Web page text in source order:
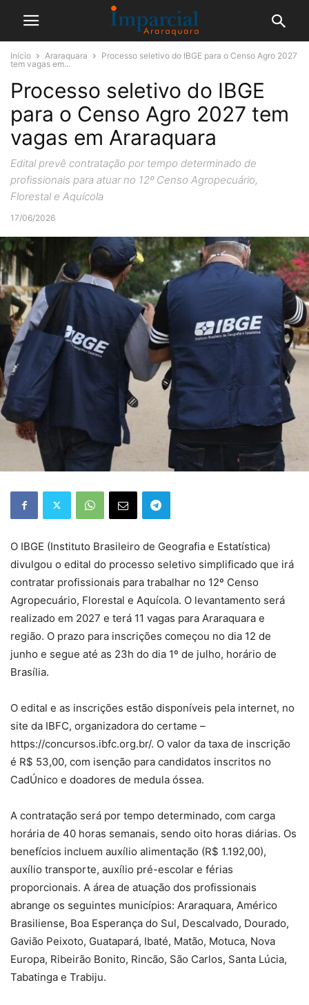
Início Araraquara
Processo seletivo do IBGE para o Censo Agro 2027
tem vagas em...
Processo seletivo do IBGE
para o Censo Agro 2027 tem
vagas em Araraquara
Edital prevê contratação por tempo determinado de
profissionais para atuar no 12º Censo Agropecuário,
Florestal e Aquícola
17/06/2026
O IBGE (Instituto Brasileiro de Geografia e Estatística)
divulgou o edital do processo seletivo simplificado que irá
contratar profissionais para trabalhar no 12º Censo
Agropecuário, Florestal e Aquícola. O levantamento será
realizado em 2027 e terá 11 vagas para Araraquara e
região. O prazo para inscrições começou no dia 12 de
junho e segue até as 23h do dia 1º de julho, horário de
Brasília.
O edital e as inscrições estão disponíveis pela internet, no
site da IBFC, organizadora do certame –
https://concursos.ibfc.org.br/. O valor da taxa de inscrição
é R$ 53,00, com isenção para candidatos inscritos no
CadÚnico e doadores de medula óssea.
A contratação será por tempo determinado, com carga
horária de 40 horas semanais, sendo oito horas diárias. Os
benefícios incluem auxílio alimentação (R$ 1.192,00),
auxílio transporte, auxílio pré-escolar e férias
proporcionais. A área de atuação dos profissionais
abrange os seguintes municípios: Araraquara, Américo
Brasiliense, Boa Esperança do Sul, Descalvado, Dourado,
Gavião Peixoto, Guatapará, Ibaté, Matão, Motuca, Nova
Europa, Ribeirão Bonito, Rincão, São Carlos, Santa Lúcia,
Tabatinga e Trabiju.